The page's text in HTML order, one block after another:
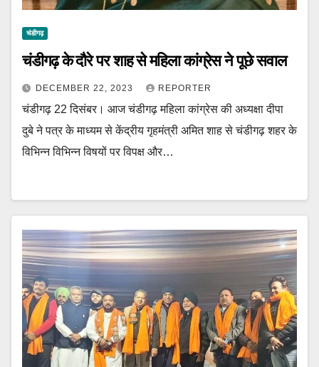
चंडीगढ़
चंडीगढ़ के दौरे पर शाह से महिला कांग्रेस ने पूछे सवाल
DECEMBER 22, 2023 REPORTER
चंडीगढ़ 22 दिसंबर। आज चंडीगढ़ महिला कांग्रेस की अध्यक्षा दीपा
दुबे ने पत्र के माध्यम से केंद्रीय गृहमंत्री अमित शाह से चंडीगढ़ शहर के
विभिन्न विभिन्न विषयों पर विपक्ष और…